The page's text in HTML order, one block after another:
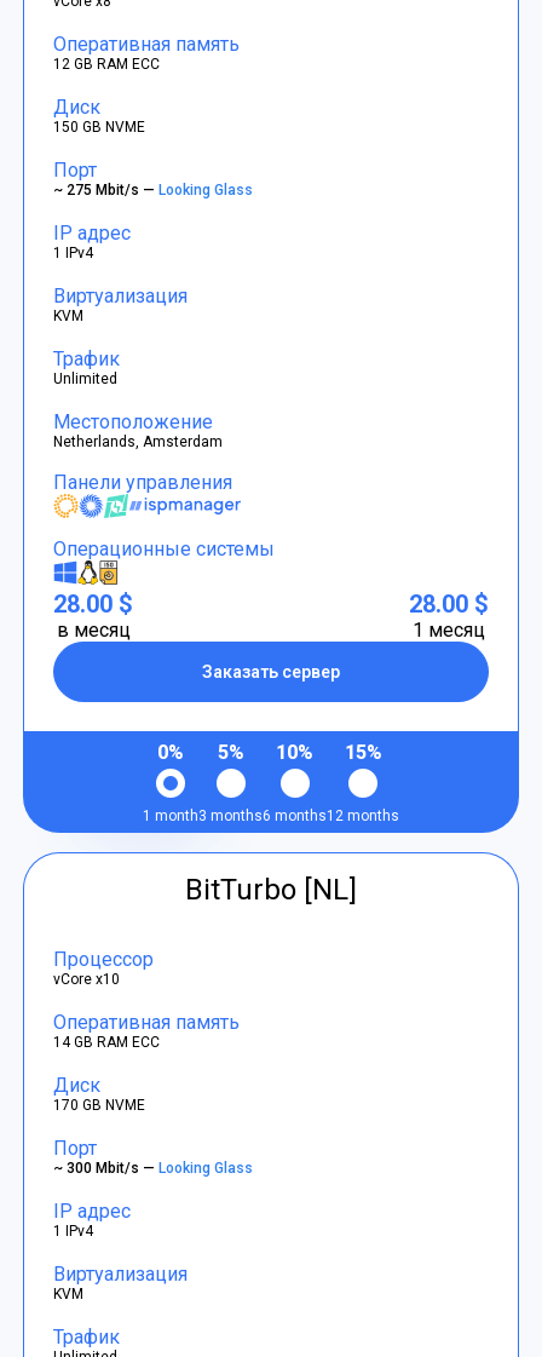
Оперативная память
12 GB RAM ECC
Диск
150 GB NVME
Порт
~ 275 Mbit/s —Looking Glass
IP адрес
1 IPv4
Виртуализация
KVM
Трафик
Unlimited
Местоположение
Netherlands, Amsterdam
Панели управления
Операционные системы
28.00 $
в месяц
Заказать сервер
28.00 $
1 месяц
0%
1 month
5%
3 months
10%
6 months
15%
12 months
BitTurbo [NL]
Процессор
vCore x10
Оперативная память
14 GB RAM ECC
Диск
170 GB NVME
Порт
~ 300 Mbit/s —Looking Glass
IP адрес
1 IPv4
Виртуализация
KVM
Трафик